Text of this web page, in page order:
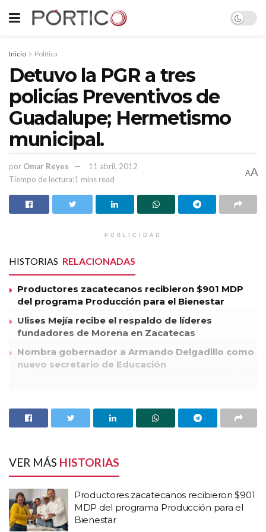
Inicio Política
Detuvo la PGR a tres
policías Preventivos de
Guadalupe; Hermetismo
municipal.
por Omar Reyes
11 abril, 2012
Tiempo de lectura:1 mins read
AA
PUBLICIDAD
HISTORIAS RELACIONADAS
Productores zacatecanos recibieron $901 MDP
del programa Producción para el Bienestar
Ulises Mejía recibe el respaldo de líderes
fundadores de Morena en Zacatecas
Nombra gobernador a Armando Delgadillo como
nuevo secretario de Educación
detención de tres policías municipales guadalupenses por
parte de elementos de la Policía Federal, por presuntos nexos
Mientras tanto en la presidencia municipal de Guadalupe el
alcalde de extracción perredista, Rafael Flores Mendoza, ha
guardado un férreo hermetismo sobre el tema, y solo se ha
concretado a derivar su respuesta en el sentido de que es un
tema que está en manos de la Procuraduría General de la
VER MÁS HISTORIAS
Productores zacatecanos recibieron $901
MDP del programa Producción para el
Bienestar